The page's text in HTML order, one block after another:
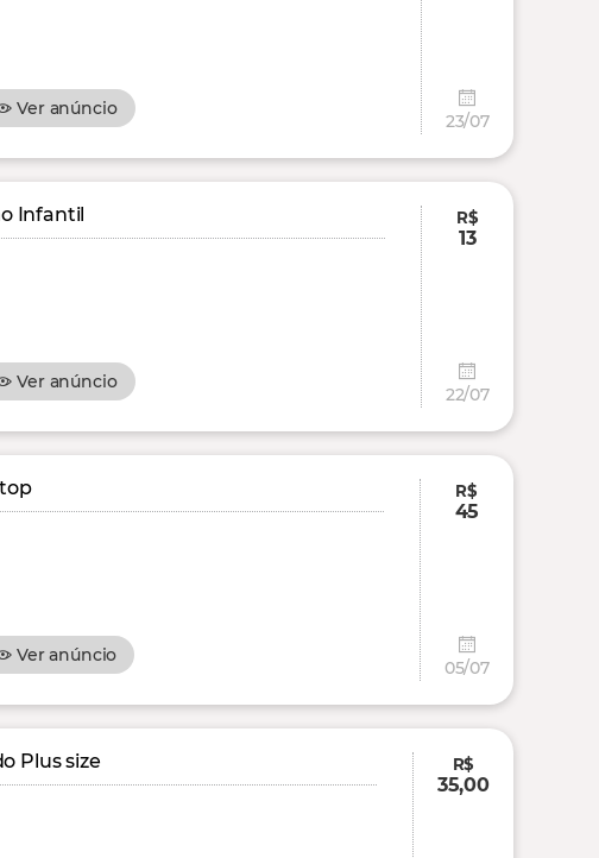
Ver anúncio
23/07
Infantil
Ver anúncio
R$
13
22/07
Ver anúncio
R$
45
05/07
Plus size R$
35,00